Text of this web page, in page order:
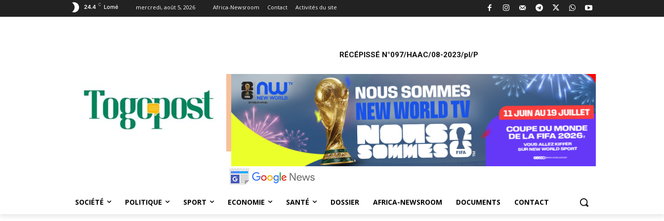
24.4 C Lomé mercredi, août 5, 2026 Africa-Newsroom Contact Activités du site
RÉCÉPISSÉ N°097/HAAC/08-2023/pl/P
SOCIÉTÉ POLITIQUE SPORT ECONOMIE SANTÉ DOSSIER AFRICA-NEWSROOM DOCUMENTS CONTACT